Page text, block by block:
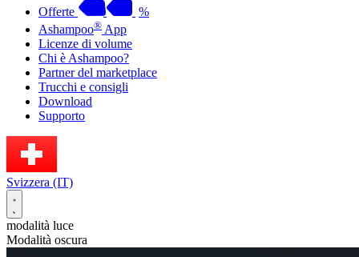
Offerte
%
Ashampoo® App
Licenze di volume
Chi è Ashampoo?
Partner del marketplace
Trucchi e consigli
Download
Supporto
Svizzera (IT)
modalità luce
Modalità oscura